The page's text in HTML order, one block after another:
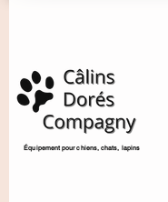
​Équipement pour chiens, chats, lapins